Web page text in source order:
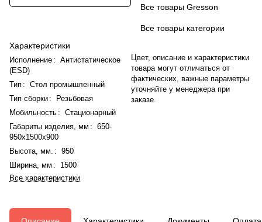
Характеристики
Исполнение : Антистатическое
(ESD)
Тип : Стол промышленный
Тип сборки:
Резьбовая
Мобильность : Стационарный
Габариты изделия, мм : 650-
950x1500x900
Высота, мм. : 950
Ширина, мм :
1500
Все характеристики
Все товары Gresson
Все товары категории
Цвет, описание и характеристики
товара могут отличаться от
фактических, важные параметры
уточняйте у менеджера при
заказе.